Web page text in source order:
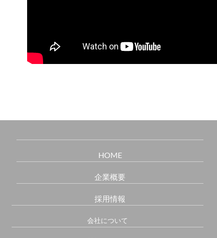
HOME
企業概要
採用情報
会社について